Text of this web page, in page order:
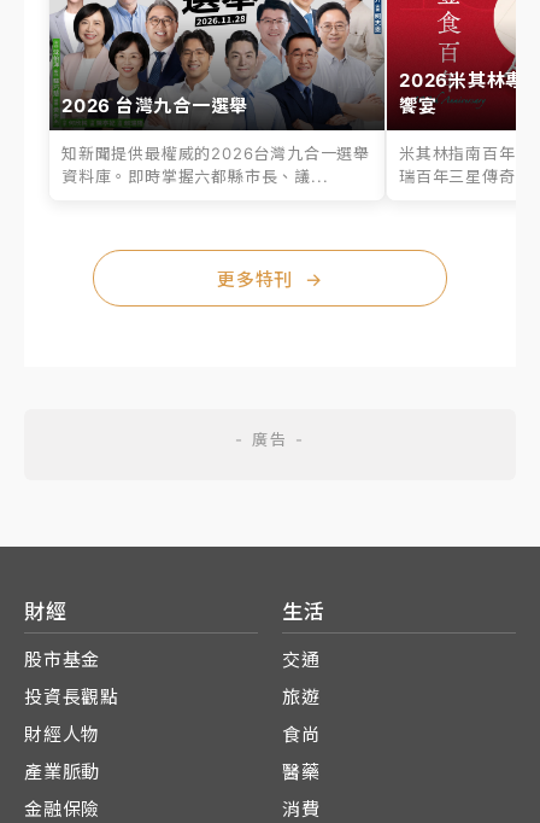
2026 台灣九合一選舉
知新聞提供最權威的2026台灣九合一選舉
資料庫。即時掌握六都縣市長、議...
2026米其林專
饗宴
米其林指南百年之
瑞百年三星傳奇、
更多特刊 →
財經
股市基金
投資長觀點
財經人物
產業脈動
金融保險
生活
交通
旅遊
食尚
醫藥
消費